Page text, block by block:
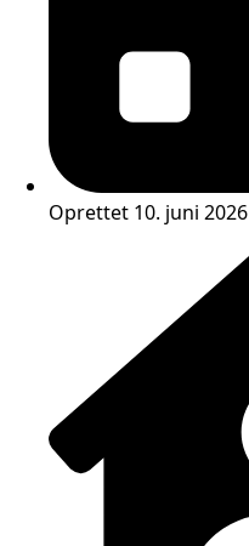
Oprettet 10. juni 2026